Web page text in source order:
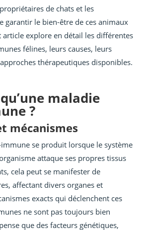
de chats et les
garantir le bien-être de ces animaux
article explore en détail les différentes
félines, leurs causes, leurs
thérapeutiques disponibles.
maladie
?
mécanismes
se produit lorsque le système
attaque ses propres tissus
cela peut se manifester de
affectant divers organes et
exacts qui déclenchent ces
ne sont pas toujours bien
que des facteurs génétiques,